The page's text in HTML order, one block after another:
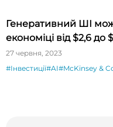
Генеративний ШІ
економіці від $2,6 до
27 червня, 2023
#Інвестиції#AI#McKinsey &